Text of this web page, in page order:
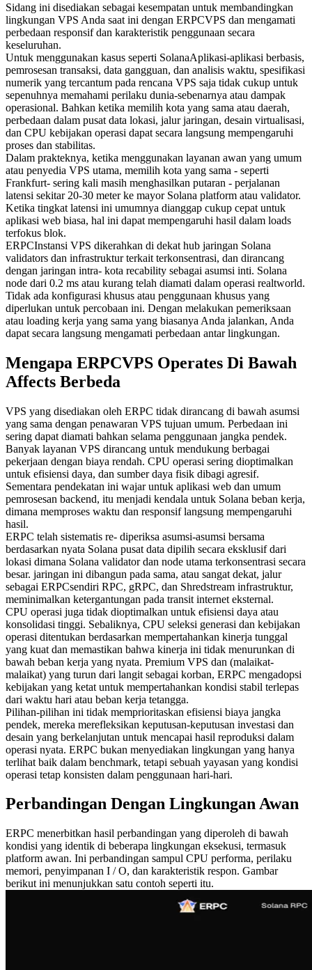
Sidang ini disediakan sebagai kesempatan untuk membandingkan
lingkungan VPS Anda saat ini dengan ERPCVPS dan mengamati
perbedaan responsif dan karakteristik penggunaan secara
keseluruhan.
Untuk menggunakan kasus seperti SolanaAplikasi-aplikasi berbasis,
pemrosesan transaksi, data gangguan, dan analisis waktu, spesifikasi
numerik yang tercantum pada rencana VPS saja tidak cukup untuk
sepenuhnya memahami perilaku dunia-sebenarnya atau dampak
operasional. Bahkan ketika memilih kota yang sama atau daerah,
perbedaan dalam pusat data lokasi, jalur jaringan, desain virtualisasi,
dan CPU kebijakan operasi dapat secara langsung mempengaruhi
proses dan stabilitas.
Dalam prakteknya, ketika menggunakan layanan awan yang umum
atau penyedia VPS utama, memilih kota yang sama - seperti
Frankfurt- sering kali masih menghasilkan putaran - perjalanan
latensi sekitar 20-30 meter ke mayor Solana platform atau validator.
Ketika tingkat latensi ini umumnya dianggap cukup cepat untuk
aplikasi web biasa, hal ini dapat mempengaruhi hasil dalam loads
terfokus blok.
ERPCInstansi VPS dikerahkan di dekat hub jaringan Solana
validators dan infrastruktur terkait terkonsentrasi, dan dirancang
dengan jaringan intra- kota recability sebagai asumsi inti. Solana
node dari 0.2 ms atau kurang telah diamati dalam operasi realtworld.
Tidak ada konfigurasi khusus atau penggunaan khusus yang
diperlukan untuk percobaan ini. Dengan melakukan pemeriksaan
atau loading kerja yang sama yang biasanya Anda jalankan, Anda
dapat secara langsung mengamati perbedaan antar lingkungan.
Mengapa ERPCVPS Operates Di Bawah
Affects Berbeda
VPS yang disediakan oleh ERPC tidak dirancang di bawah asumsi
yang sama dengan penawaran VPS tujuan umum. Perbedaan ini
sering dapat diamati bahkan selama penggunaan jangka pendek.
Banyak layanan VPS dirancang untuk mendukung berbagai
pekerjaan dengan biaya rendah. CPU operasi sering dioptimalkan
untuk efisiensi daya, dan sumber daya fisik dibagi agresif.
Sementara pendekatan ini wajar untuk aplikasi web dan umum
pemrosesan backend, itu menjadi kendala untuk Solana beban kerja,
dimana memproses waktu dan responsif langsung mempengaruhi
hasil.
ERPC telah sistematis re- diperiksa asumsi-asumsi bersama
berdasarkan nyata Solana pusat data dipilih secara eksklusif dari
lokasi dimana Solana validator dan node utama terkonsentrasi secara
besar. jaringan ini dibangun pada sama, atau sangat dekat, jalur
sebagai ERPCsendiri RPC, gRPC, dan Shredstream infrastruktur,
meminimalkan ketergantungan pada transit internet eksternal.
CPU operasi juga tidak dioptimalkan untuk efisiensi daya atau
konsolidasi tinggi. Sebaliknya, CPU seleksi generasi dan kebijakan
operasi ditentukan berdasarkan mempertahankan kinerja tunggal
yang kuat dan memastikan bahwa kinerja ini tidak menurunkan di
bawah beban kerja yang nyata. Premium VPS dan (malaikat-
malaikat) yang turun dari langit sebagai korban, ERPC mengadopsi
kebijakan yang ketat untuk mempertahankan kondisi stabil terlepas
dari waktu hari atau beban kerja tetangga.
Pilihan-pilihan ini tidak memprioritaskan efisiensi biaya jangka
pendek, mereka merefleksikan keputusan-keputusan investasi dan
desain yang berkelanjutan untuk mencapai hasil reproduksi dalam
operasi nyata. ERPC bukan menyediakan lingkungan yang hanya
terlihat baik dalam benchmark, tetapi sebuah yayasan yang kondisi
operasi tetap konsisten dalam penggunaan hari-hari.
Perbandingan Dengan Lingkungan Awan
ERPC menerbitkan hasil perbandingan yang diperoleh di bawah
kondisi yang identik di beberapa lingkungan eksekusi, termasuk
platform awan. Ini perbandingan sampul CPU performa, perilaku
memori, penyimpanan I / O, dan karakteristik respon. Gambar
berikut ini menunjukkan satu contoh seperti itu.